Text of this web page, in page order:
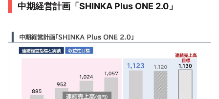
中期経営計画「SHINKA Plus ONE 2.0」